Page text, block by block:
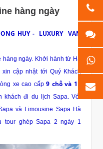
hàng ngày
HUY - LUXURY VAN
hàng ngày. Khởi hành từ Hà
xin cập nhật tới Quý Khách
xe cao cấp9 chỗ và 11
đi du lịch Sapa. Với
và Limousine Sapa Hà
tour ghépSapa 2 ngày 1